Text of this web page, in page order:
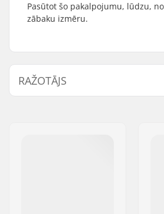
Pasūtot šo pakalpojumu, lūdzu,
zābaku izmēru.
RAŽOTĀJS